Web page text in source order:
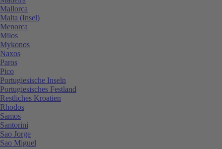
Mallorca
Malta (Insel)
Menorca
Milos
Mykonos
Naxos
Paros
Pico
Portugiesische Inseln
Portugiesisches Festland
Restliches Kroatien
Rhodos
Samos
Santorini
Sao Jorge
Sao Miguel